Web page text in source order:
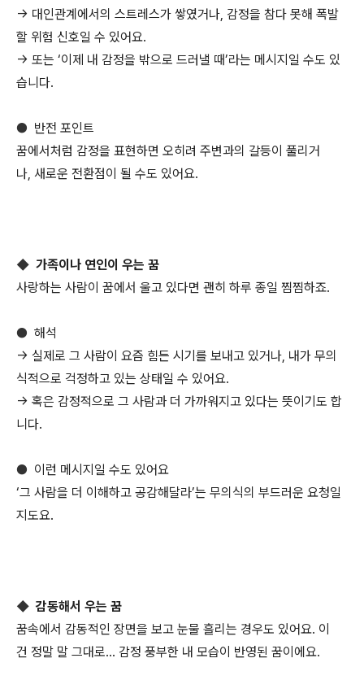
→ 대인관계에서의 스트레스가 쌓였거나, 감정을 참다 못해 폭발
할 위험 신호일 수 있어요.
→ 또는 ‘이제 내 감정을 밖으로 드러낼 때’라는 메시지일 수도 있
습니다.
● 반전 포인트
꿈에서처럼 감정을 표현하면 오히려 주변과의 갈등이 풀리거
나, 새로운 전환점이 될 수도 있어요.
◆ 가족이나 연인이 우는 꿈
사랑하는 사람이 꿈에서 울고 있다면 괜히 하루 종일 찜찜하죠.
● 해석
→ 실제로 그 사람이 요즘 힘든 시기를 보내고 있거나, 내가 무의
식적으로 걱정하고 있는 상태일 수 있어요.
→ 혹은 감정적으로 그 사람과 더 가까워지고 있다는 뜻이기도 합
니다.
● 이런 메시지일 수도 있어요
‘그 사람을 더 이해하고 공감해달라’는 무의식의 부드러운 요청일
지도요.
◆ 감동해서 우는 꿈
꿈속에서 감동적인 장면을 보고 눈물 흘리는 경우도 있어요. 이
건 정말 말 그대로… 감정 풍부한 내 모습이 반영된 꿈이에요.